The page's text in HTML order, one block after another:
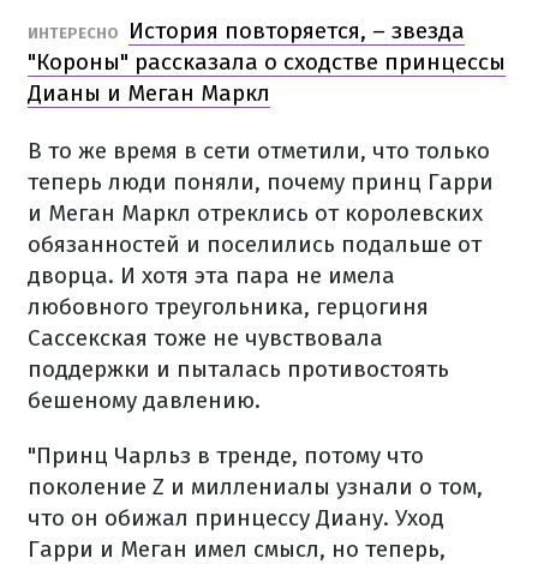
ИНТЕРЕСНО
История повторяется, – звезда
"Короны" рассказала о сходстве принцессы
Дианы и Меган Маркл
В то же время в сети отметили, что только
теперь люди поняли, почему принц Гарри
и Меган Маркл отреклись от королевских
обязанностей и поселились подальше от
дворца. И хотя эта пара не имела
любовного треугольника, герцогиня
Сассекская тоже не чувствовала
поддержки и пыталась противостоять
бешеному давлению.
"Принц Чарльз в тренде, потому что
поколение Z и миллениалы узнали о том,
что он обижал принцессу Диану. Уход
Гарри и Меган имел смысл, но теперь,